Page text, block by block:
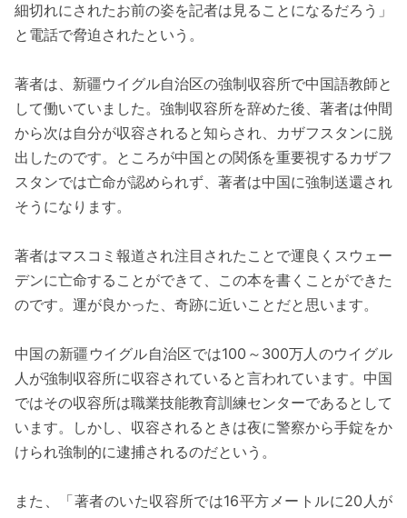
細切れにされたお前の姿を記者は見ることになるだろう」
と電話で脅迫されたという。
著者は、新疆ウイグル自治区の強制収容所で中国語教師と
して働いていました。強制収容所を辞めた後、著者は仲間
から次は自分が収容されると知らされ、カザフスタンに脱
出したのです。ところが中国との関係を重要視するカザフ
スタンでは亡命が認められず、著者は中国に強制送還され
そうになります。
著者はマスコミ報道され注目されたことで運良くスウェー
デンに亡命することができて、この本を書くことができた
のです。運が良かった、奇跡に近いことだと思います。
中国の新疆ウイグル自治区では100～300万人のウイグル
人が強制収容所に収容されていると言われています。中国
ではその収容所は職業技能教育訓練センターであるとして
います。しかし、収容されるときは夜に警察から手錠をか
けられ強制的に逮捕されるのだという。
また、「著者のいた収容所では16平方メートルに20人が